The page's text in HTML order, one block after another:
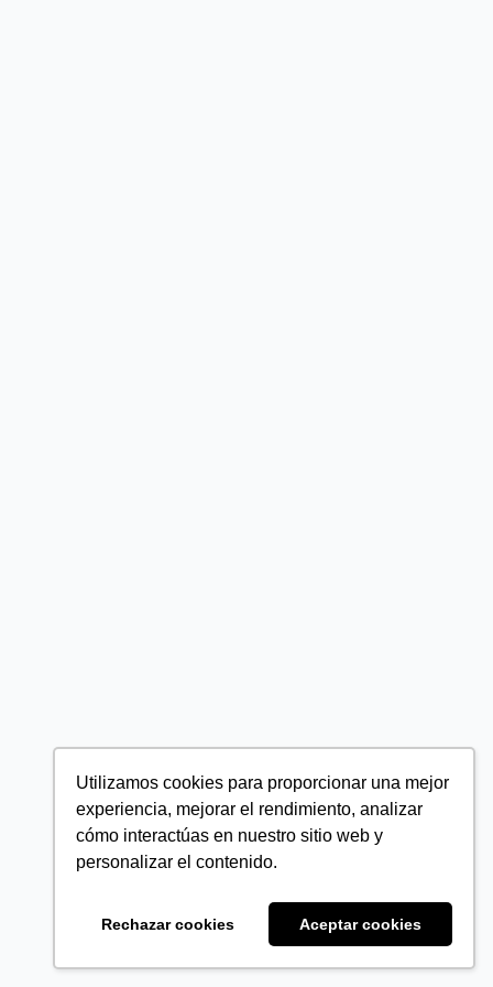
Utilizamos cookies para proporcionar una mejor
experiencia, mejorar el rendimiento, analizar
cómo interactúas en nuestro sitio web y
personalizar el contenido.
Rechazar cookies Aceptar cookies